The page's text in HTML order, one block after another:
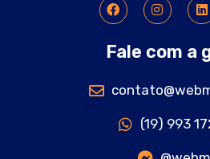
Fale com a
(19) 993